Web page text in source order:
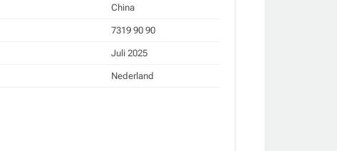
China
7319 90 90
Juli 2025
Nederland